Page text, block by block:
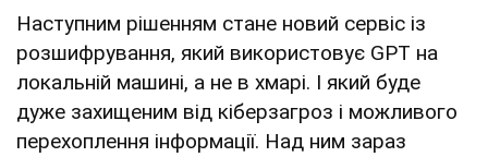
Наступним рішенням стане новий сервіс із
розшифрування, який використовує GPT на
локальній машині, а не в хмарі. І який буде
дуже захищеним від кіберзагроз і можливого
перехоплення інформації. Над ним зараз